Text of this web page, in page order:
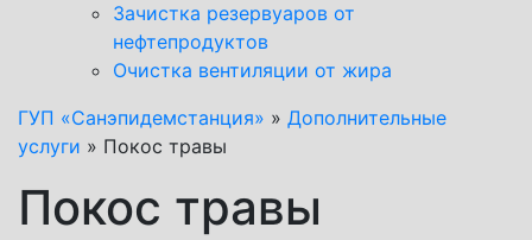
Зачистка резервуаров от
нефтепродуктов
Очистка вентиляции от жира
ГУП «Санэпидемстанция» » Дополнительные
услуги » Покос травы
Покос травы